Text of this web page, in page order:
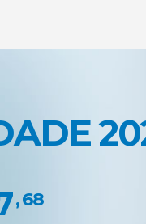
, 68